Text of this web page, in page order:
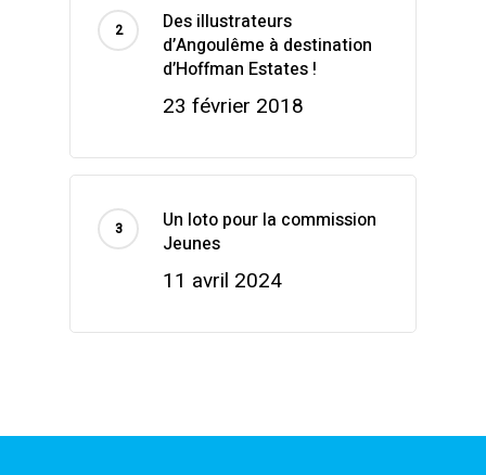
Des illustrateurs
d’Angoulême à destination
d’Hoffman Estates !
23 février 2018
Un loto pour la commission
Jeunes
11 avril 2024